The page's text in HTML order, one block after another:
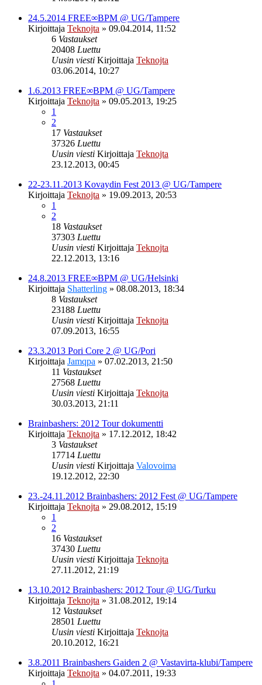
24.5.2014 FREE∞BPM @ UG/Tampere
Kirjoittaja Teknojta » 09.04.2014, 11:52
6 Vastaukset
20408 Luettu
Uusin viesti Kirjoittaja Teknojta
03.06.2014, 10:27
1.6.2013 FREE∞BPM @ UG/Tampere
Kirjoittaja Teknojta » 09.05.2013, 19:25
1
2
17 Vastaukset
37326 Luettu
Uusin viesti Kirjoittaja Teknojta
23.12.2013, 00:45
22-23.11.2013 Kovaydin Fest 2013 @ UG/Tampere
Kirjoittaja Teknojta » 19.09.2013, 20:53
1
2
18 Vastaukset
37303 Luettu
Uusin viesti Kirjoittaja Teknojta
22.12.2013, 13:16
24.8.2013 FREE∞BPM @ UG/Helsinki
Kirjoittaja Shatterling » 08.08.2013, 18:34
8 Vastaukset
23188 Luettu
Uusin viesti Kirjoittaja Teknojta
07.09.2013, 16:55
23.3.2013 Pori Core 2 @ UG/Pori
Kirjoittaja Jamqpa » 07.02.2013, 21:50
11 Vastaukset
27568 Luettu
Uusin viesti Kirjoittaja Teknojta
30.03.2013, 21:11
Brainbashers: 2012 Tour dokumentti
Kirjoittaja Teknojta » 17.12.2012, 18:42
3 Vastaukset
17714 Luettu
Uusin viesti Kirjoittaja Valovoima
19.12.2012, 22:30
23.-24.11.2012 Brainbashers: 2012 Fest @ UG/Tampere
Kirjoittaja Teknojta » 29.08.2012, 15:19
1
2
16 Vastaukset
37430 Luettu
Uusin viesti Kirjoittaja Teknojta
27.11.2012, 21:19
13.10.2012 Brainbashers: 2012 Tour @ UG/Turku
Kirjoittaja Teknojta » 31.08.2012, 19:14
12 Vastaukset
28501 Luettu
Uusin viesti Kirjoittaja Teknojta
20.10.2012, 16:21
3.8.2011 Brainbashers Gaiden 2 @ Vastavirta-klubi/Tampere
Kirjoittaja Teknojta » 04.07.2011, 19:33